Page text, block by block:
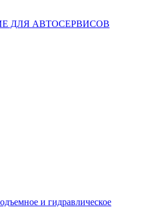
ДЛЯ АВТОСЕРВИСОВ
и гидравлическое